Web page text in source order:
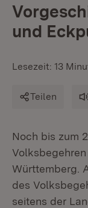
und
Lesezeit: 13
Teilen
Noch bis zum
Württemberg.
des
seitens der